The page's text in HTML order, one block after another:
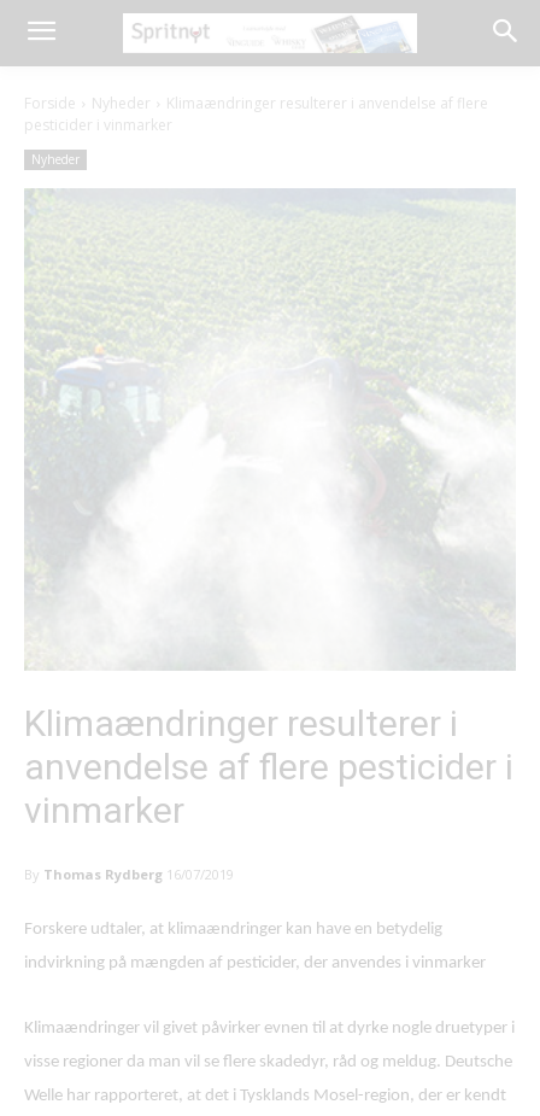
Forside Nyheder
Klimaændringer resulterer i anvendelse af flere
pesticider i vinmarker
Nyheder
Klimaændringer resulterer i
anvendelse af flere pesticider i
vinmarker
By Thomas Rydberg 16/07/2019
Forskere udtaler, at klimaændringer kan have en betydelig
indvirkning på mængden af pesticider, der anvendes i vinmarker
Klimaændringer vil givet påvirker evnen til at dyrke nogle druetyper i
visse regioner da man vil se flere skadedyr, råd og meldug. Deutsche
Welle har rapporteret, at det i Tysklands Mosel-region, der er kendt